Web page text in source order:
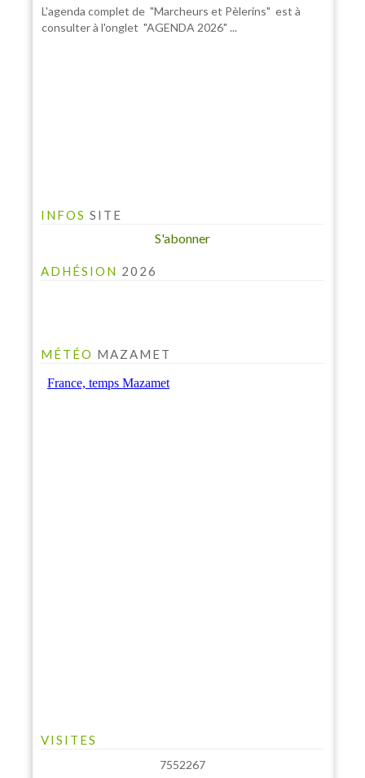
L'agenda complet de "Marcheurs et Pèlerins" est à
consulter à l'onglet "AGENDA 2026" ...
Le PELINFO N° 109 du 1 juillet 2026 vient de sortir : A
consulter à la rubrique "LE PELINFO"...
INFOS SITE
S'abonner
ADHÉSION 2026
MÉTÉO MAZAMET
VISITES
7552267